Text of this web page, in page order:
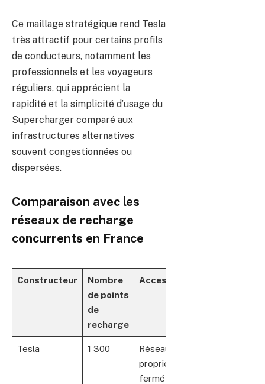
Ce maillage stratégique rend Tesla
très attractif pour certains profils
de conducteurs, notamment les
professionnels et les voyageurs
réguliers, qui apprécient la
rapidité et la simplicité d’usage du
Supercharger comparé aux
infrastructures alternatives
souvent congestionnées ou
dispersées.
Comparaison avec les
réseaux de recharge
concurrents en France
Constructeur
Nombre
de points
de
recharge
Accessibilité
Tesla 1 300
Réseau
propriétaire
fermé